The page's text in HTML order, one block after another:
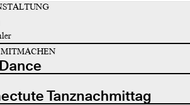
Tanznachmittag